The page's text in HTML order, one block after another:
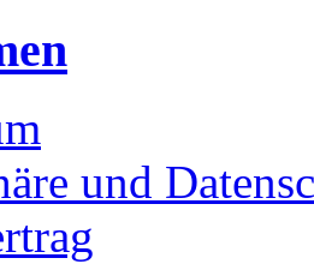
und